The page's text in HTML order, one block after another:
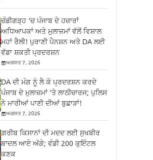
ਚੰਡੀਗੜ੍ਹ ‘ਚ ਪੰਜਾਬ ਦੇ ਹਜ਼ਾਰਾਂ
ਅਧਿਆਪਕਾਂ ਅਤੇ ਮੁਲਾਜ਼ਮਾਂ ਵੱਲੋਂ ਵਿਸ਼ਾਲ
ਮਹਾਂ ਰੈਲੀ! ਪੁਰਾਣੀ ਪੈਨਸ਼ਨ ਅਤੇ DA ਲਈ
ਵੱਡਾ ਸ਼ਕਤੀ ਪ੍ਰਦਰਸ਼ਨ
ਅਗਸਤ 7, 2026
DA ਦੀ ਮੰਗ ਨੂੰ ਲੈ ਕੇ ਪ੍ਰਦਰਸ਼ਨ ਕਰਦੇ
ਪੰਜਾਬ ਦੇ ਮੁਲਾਜ਼ਮਾਂ ‘ਤੇ ਲਾਠੀਚਾਰਜ; ਪੁਲਿਸ
ਨੇ ਮਾਰੀਆਂ ਪਾਣੀ ਦੀਆਂ ਬੁਛਾੜਾਂ!
ਅਗਸਤ 7, 2026
ਗ਼ਰੀਬ ਕਿਸਾਨਾਂ ਦੀ ਮਦਦ ਲਈ ਸੁਖਬੀਰ
ਬਾਦਲ ਆਏ ਅੱਗੇ; ਵੰਡੀ 200 ਕੁਇੰਟਲ
ਕਣਕ